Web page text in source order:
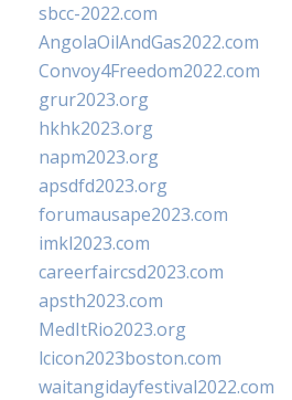
sbcc-2022.com
AngolaOilAndGas2022.com
Convoy4Freedom2022.com
grur2023.org
hkhk2023.org
napm2023.org
apsdfd2023.org
forumausape2023.com
imkl2023.com
careerfaircsd2023.com
apsth2023.com
MedItRio2023.org
lcicon2023boston.com
waitangidayfestival2022.com